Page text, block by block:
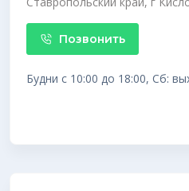
Позвонить
Будни с 10:00 до 18:00, Сб: